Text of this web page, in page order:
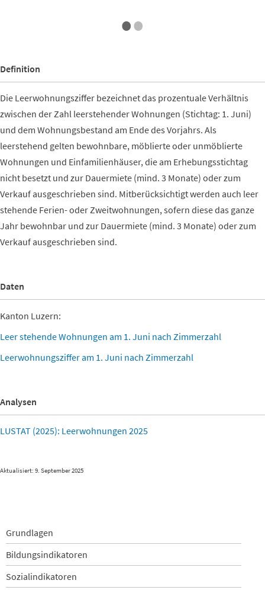
••
Definition
Die Leerwohnungsziffer bezeichnet das prozentuale Verhältnis
zwischen der Zahl leerstehender Wohnungen (Stichtag: 1. Juni)
und dem Wohnungsbestand am Ende des Vorjahrs. Als
leerstehend gelten bewohnbare, möblierte oder unmöblierte
Wohnungen und Einfamilienhäuser, die am Erhebungsstichtag
nicht besetzt und zur Dauermiete (mind. 3 Monate) oder zum
Verkauf ausgeschrieben sind. Mitberücksichtigt werden auch leer
stehende Ferien- oder Zweitwohnungen, sofern diese das ganze
Jahr bewohnbar und zur Dauermiete (mind. 3 Monate) oder zum
Verkauf ausgeschrieben sind.
Daten
Kanton Luzern:
Leer stehende Wohnungen am 1. Juni nach Zimmerzahl
Leerwohnungsziffer am 1. Juni nach Zimmerzahl
Analysen
LUSTAT (2025): Leerwohnungen 2025
Aktualisiert: 9. September 2025
Navigation
überspringen
Grundlagen
Bildungsindikatoren
Sozialindikatoren